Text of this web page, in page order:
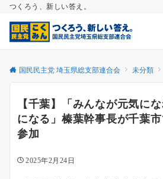
つくろう、新しい答え。
国民民主党 埼玉県総支部連合会 未分類
【千葉】「みんなが元気に
になる」榛葉幹事長が千葉
参加
2025年2月24日